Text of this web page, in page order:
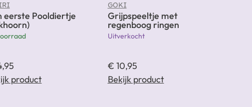
eerste Pooldiertje
product
GOKI
Grijpspeeltje met
regenboog ringen
Uitverkocht
€ 10,95
Bekijk product